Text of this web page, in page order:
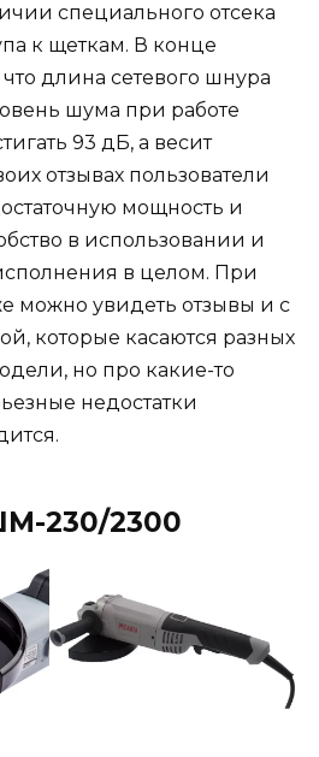
специального отсека
к щеткам. В конце
длина сетевого шнура
шума при работе
93 дБ, а весит
отзывах пользователи
мощность и
в использовании и
в целом. При
можно увидеть отзывы и с
которые касаются разных
но про какие-то
недостатки
230/2300